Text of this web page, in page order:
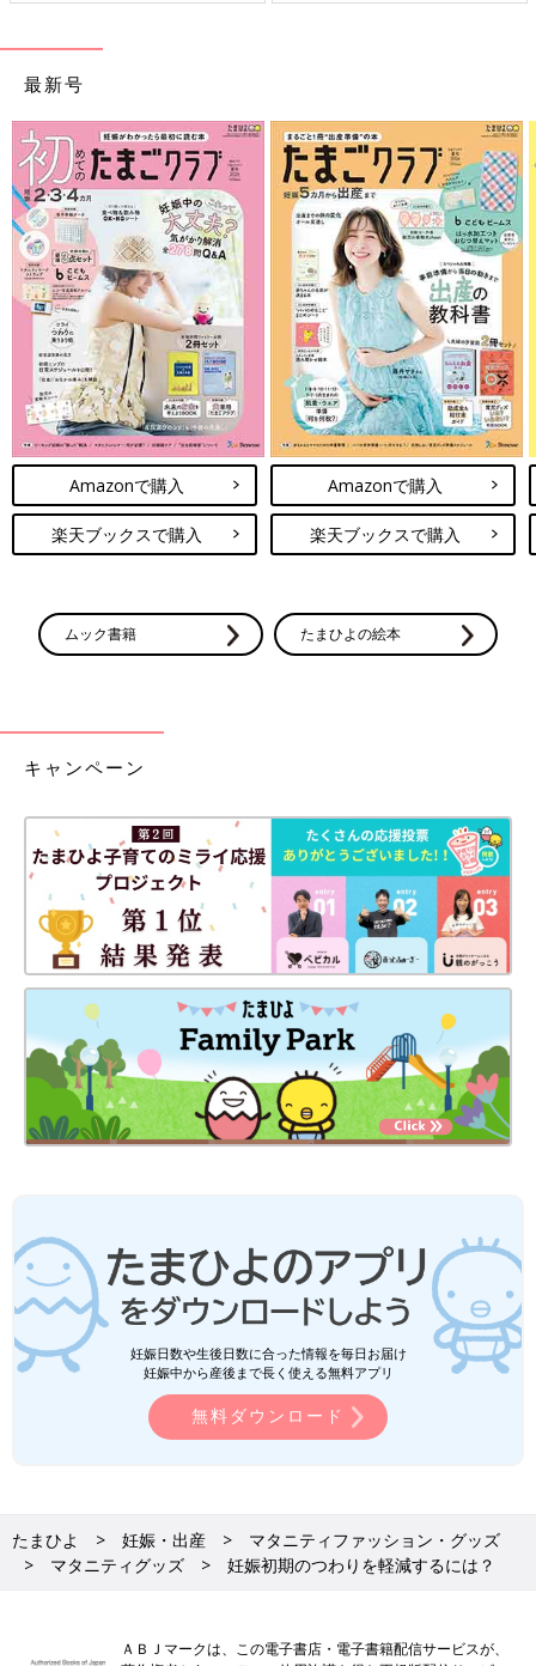
最新号
Amazonで購入
楽天ブックスで購入
Amazonで購入
楽天ブックスで購入
ムック書籍 たまひよの絵本
キャンペーン
妊娠日数や生後日数に合った情報を毎日お届け
妊娠中から産後まで長く使える無料アプリ
無料ダウンロード
たまひよ 妊娠・出産
マタニティファッション・グッズ
マタニティグッズ
妊娠初期のつわりを軽減するには？
ＡＢＪマークは、この電子書店・電子書籍配信サービスが、